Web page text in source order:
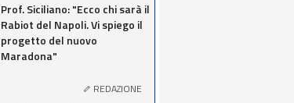
Prof. Siciliano: "Ecco chi sarà il
Rabiot del Napoli. Vi spiego il
progetto del nuovo
Maradona"
REDAZIONE